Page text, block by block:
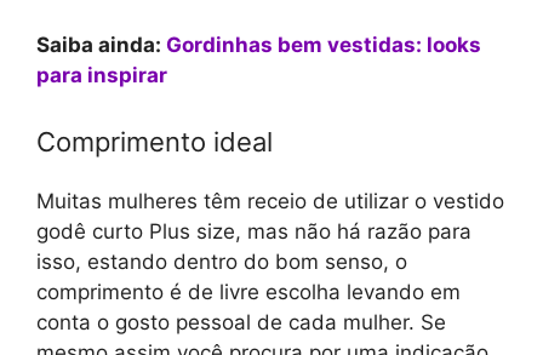
Saiba ainda: Gordinhas bem vestidas: looks
para inspirar
Comprimento ideal
Muitas mulheres têm receio de utilizar o vestido
godê curto Plus size, mas não há razão para
isso, estando dentro do bom senso, o
comprimento é de livre escolha levando em
conta o gosto pessoal de cada mulher. Se